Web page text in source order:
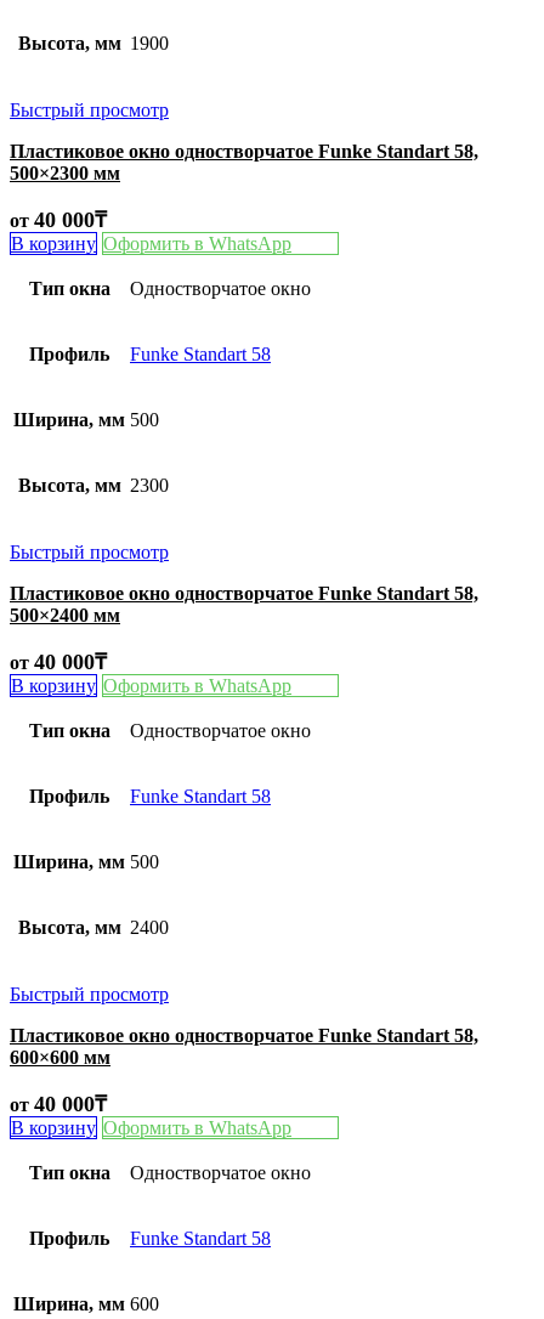
Высота, мм 1900
Быстрый просмотр
Пластиковое окно одностворчатое Funke Standart 58,
500×2300 мм
от 40 000₸
В корзину Оформить в WhatsApp
Тип окна Одностворчатое окно
Профиль Funke Standart 58
Ширина, мм 500
Высота, мм 2300
Быстрый просмотр
Пластиковое окно одностворчатое Funke Standart 58,
500×2400 мм
от 40 000₸
В корзину Оформить в WhatsApp
Тип окна Одностворчатое окно
Профиль Funke Standart 58
Ширина, мм 500
Высота, мм 2400
Быстрый просмотр
Пластиковое окно одностворчатое Funke Standart 58,
600×600 мм
от 40 000₸
В корзину Оформить в WhatsApp
Тип окна Одностворчатое окно
Профиль Funke Standart 58
Ширина, мм 600